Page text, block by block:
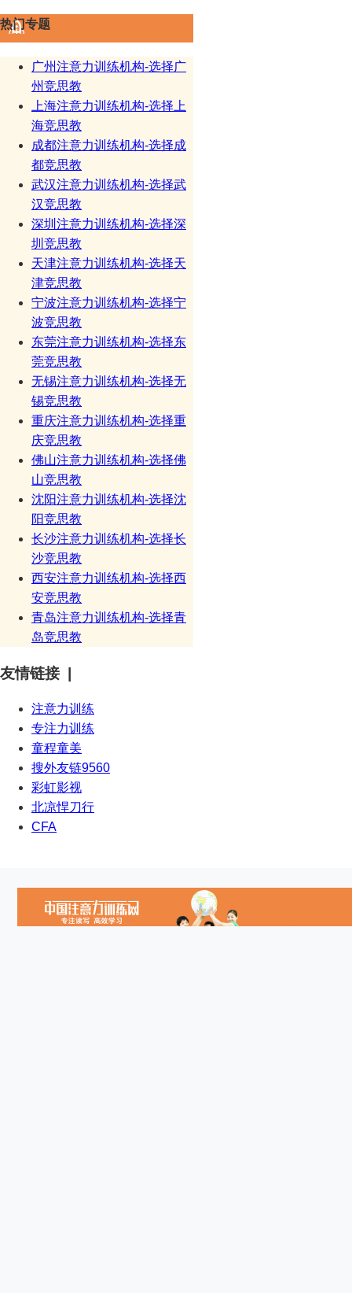
热门专题
广州注意力训练机构-选择广
州竞思教
上海注意力训练机构-选择上
海竞思教
成都注意力训练机构-选择成
都竞思教
武汉注意力训练机构-选择武
汉竞思教
深圳注意力训练机构-选择深
圳竞思教
天津注意力训练机构-选择天
津竞思教
宁波注意力训练机构-选择宁
波竞思教
东莞注意力训练机构-选择东
莞竞思教
无锡注意力训练机构-选择无
锡竞思教
重庆注意力训练机构-选择重
庆竞思教
佛山注意力训练机构-选择佛
山竞思教
沈阳注意力训练机构-选择沈
阳竞思教
长沙注意力训练机构-选择长
沙竞思教
西安注意力训练机构-选择西
安竞思教
青岛注意力训练机构-选择青
岛竞思教
友情链接 |
注意力训练
专注力训练
童程童美
搜外友链9560
彩虹影视
北凉悍刀行
CFA